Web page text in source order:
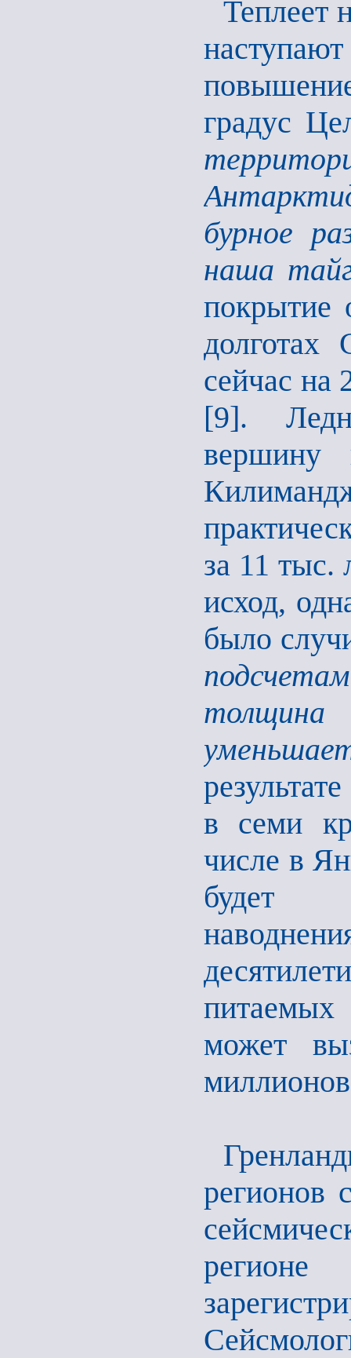
Теплеет
градус
бурное
наша
покрытие
долготах
сейчас на
[9].
вершину
за 11 тыс.
исход,
было
в семи
числе в
будет
может
регионов